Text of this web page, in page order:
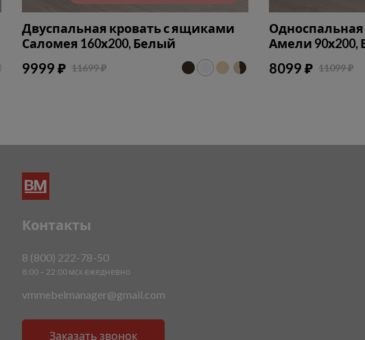
Двуспальная кровать с ящиками
Саломея 160х200, Белый
9999 ₽ 11699 ₽
Амели 90х200,
8099 ₽ 11099 ₽
Контакты
8 (800) 222-78-50
8:00 – 22:00 мск ежедневно
vmmebelmanager@gmail.com
Заказать звонок